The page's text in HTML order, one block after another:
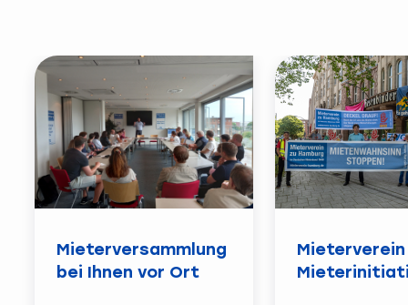
Mieterversammlung
bei Ihnen vor Ort